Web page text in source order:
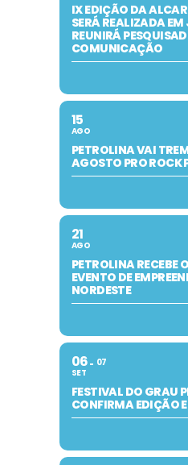
IX EDIÇÃO DA
SERÁ REALIZADA EM
REUNIRÁ
COMUNICAÇÃO
15
AGO
PETROLINA VAI
AGOSTO PRO ROCK
21
AGO
PETROLINA RECEBE
EVENTO DE
NORDESTE
06
SET
07
FESTIVAL DO GRAU
CONFIRMA EDIÇÃO